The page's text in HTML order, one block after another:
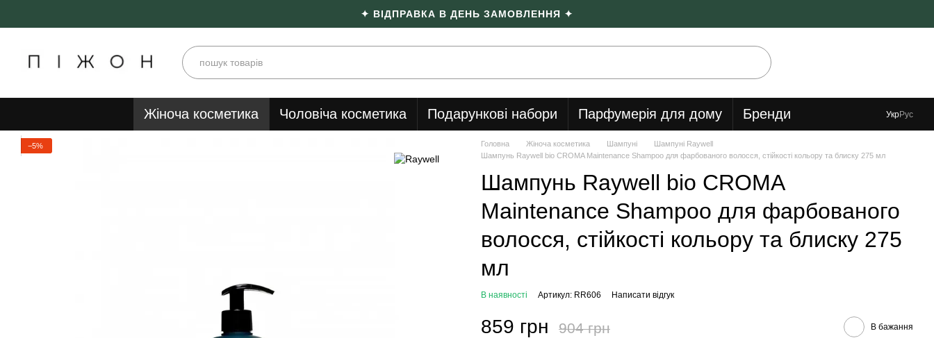
✦ ВІДПРАВКА В ДЕНЬ ЗАМОВЛЕННЯ ✦
Жіноча косметика Чоловіча косметика Подарункові набори Парфумерія для дому Бренди УкрРус
−5% Головна Жіноча косметика Шампуні
Шампуні Raywell
Шампунь Raywell bio CROMA Maintenance Shampoo для фарбованого волосся, стійкості кольору та блиску 275 мл
Шампунь Raywell bio CROMA
Maintenance Shampoo для фарбованого
волосся, стійкості кольору та блиску 275
мл
В наявності Артикул: RR606 Написати відгук
859 грн 904 грн В бажання